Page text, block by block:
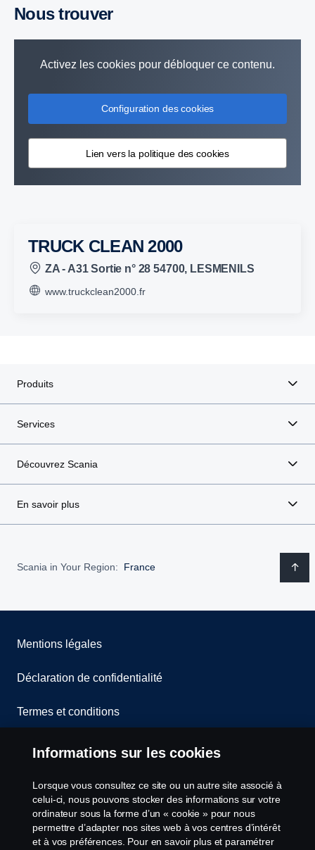
Nous trouver
Activez les cookies pour débloquer ce contenu.
Configuration des cookies
Lien vers la politique des cookies
TRUCK CLEAN 2000
ZA - A31 Sortie n° 28 54700, LESMENILS
www.truckclean2000.fr
Produits
Services
Découvrez Scania
En savoir plus
Scania in Your Region: France
Mentions légales
Déclaration de confidentialité
Termes et conditions
Contactez-nous
Lanceurs d’alerte
Politique de cookies
Configuration des cookies
Informations sur les cookies
Lorsque vous consultez ce site ou un autre site associé à
celui-ci, nous pouvons stocker des informations sur votre
ordinateur sous la forme d’un « cookie » pour nous
permettre d’adapter nos sites web à vos centres d’intérêt
et à vos préférences. Pour en savoir plus et paramétrer